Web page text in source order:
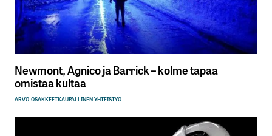
Newmont, Agnico ja Barrick – kolme tapaa
omistaa kultaa
ARVO-OSAKKEETKAUPALLINEN YHTEISTYÖ